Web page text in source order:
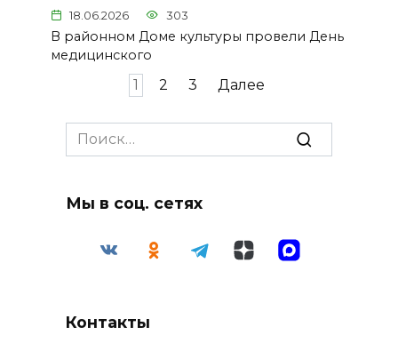
18.06.2026 303
В районном Доме культуры провели День
медицинского
1 2 3 Далее
Search
for:
Мы в соц. сетях
Контакты